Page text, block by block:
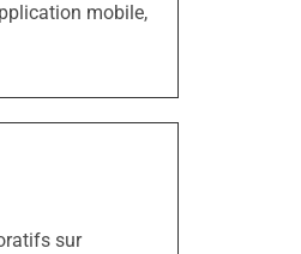
mobile,
sur